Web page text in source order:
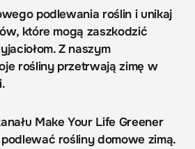
podlewania roślin i unikaj
które mogą zaszkodzić
Z naszym
rośliny przetrwają zimę w
Make Your Life Greener
rośliny domowe zimą.